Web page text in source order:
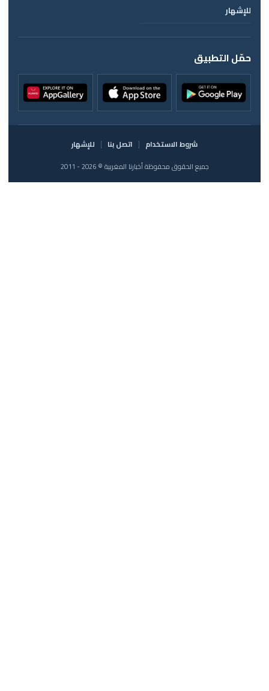
للإشهار
حمّل التطبيق
شروط الاستخدام اتصل بنا
للإشهار
جميع الحقوق محفوظة أخبارنا المغربية © 2026 - 2011